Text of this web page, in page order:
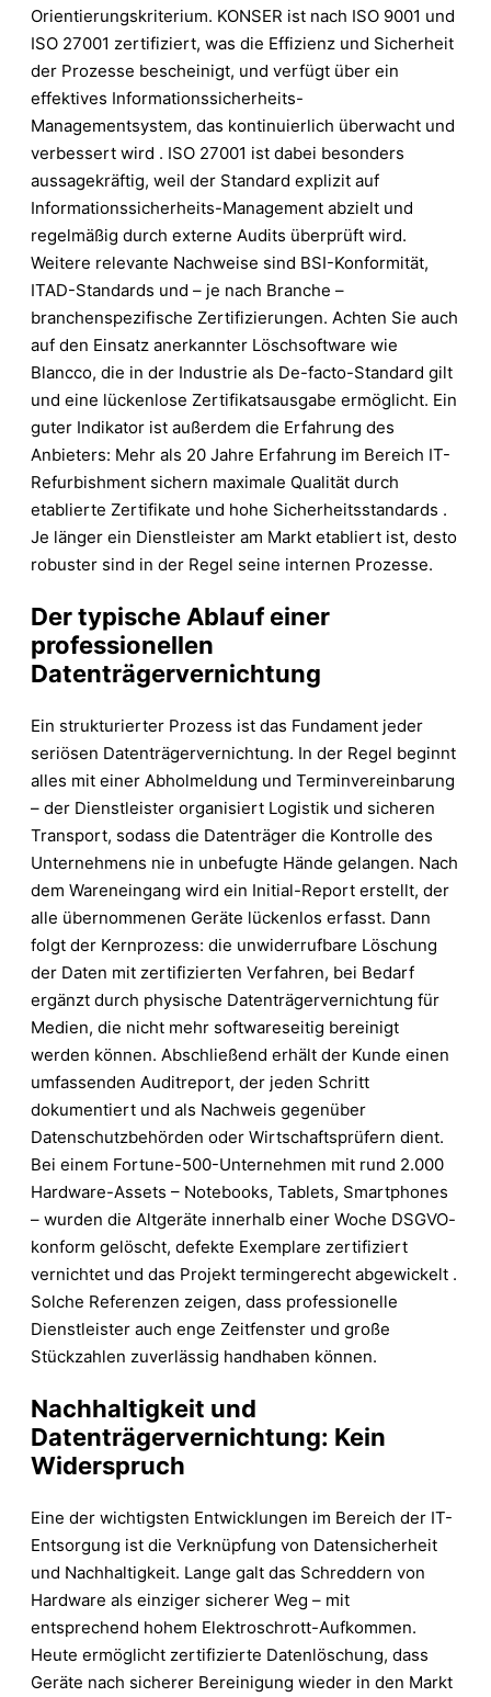
Orientierungskriterium. KONSER ist nach ISO 9001 und
ISO 27001 zertifiziert, was die Effizienz und Sicherheit
der Prozesse bescheinigt, und verfügt über ein
effektives Informationssicherheits-
Managementsystem, das kontinuierlich überwacht und
verbessert wird . ISO 27001 ist dabei besonders
aussagekräftig, weil der Standard explizit auf
Informationssicherheits-Management abzielt und
regelmäßig durch externe Audits überprüft wird.
Weitere relevante Nachweise sind BSI-Konformität,
ITAD-Standards und – je nach Branche –
branchenspezifische Zertifizierungen. Achten Sie auch
auf den Einsatz anerkannter Löschsoftware wie
Blancco, die in der Industrie als De-facto-Standard gilt
und eine lückenlose Zertifikatsausgabe ermöglicht. Ein
guter Indikator ist außerdem die Erfahrung des
Anbieters: Mehr als 20 Jahre Erfahrung im Bereich IT-
Refurbishment sichern maximale Qualität durch
etablierte Zertifikate und hohe Sicherheitsstandards .
Je länger ein Dienstleister am Markt etabliert ist, desto
robuster sind in der Regel seine internen Prozesse.
Der typische Ablauf einer
professionellen
Datenträgervernichtung
Ein strukturierter Prozess ist das Fundament jeder
seriösen Datenträgervernichtung. In der Regel beginnt
alles mit einer Abholmeldung und Terminvereinbarung
– der Dienstleister organisiert Logistik und sicheren
Transport, sodass die Datenträger die Kontrolle des
Unternehmens nie in unbefugte Hände gelangen. Nach
dem Wareneingang wird ein Initial-Report erstellt, der
alle übernommenen Geräte lückenlos erfasst. Dann
folgt der Kernprozess: die unwiderrufbare Löschung
der Daten mit zertifizierten Verfahren, bei Bedarf
ergänzt durch physische Datenträgervernichtung für
Medien, die nicht mehr softwareseitig bereinigt
werden können. Abschließend erhält der Kunde einen
umfassenden Auditreport, der jeden Schritt
dokumentiert und als Nachweis gegenüber
Datenschutzbehörden oder Wirtschaftsprüfern dient.
Bei einem Fortune-500-Unternehmen mit rund 2.000
Hardware-Assets – Notebooks, Tablets, Smartphones
– wurden die Altgeräte innerhalb einer Woche DSGVO-
konform gelöscht, defekte Exemplare zertifiziert
vernichtet und das Projekt termingerecht abgewickelt .
Solche Referenzen zeigen, dass professionelle
Dienstleister auch enge Zeitfenster und große
Stückzahlen zuverlässig handhaben können.
Nachhaltigkeit und
Datenträgervernichtung: Kein
Widerspruch
Eine der wichtigsten Entwicklungen im Bereich der IT-
Entsorgung ist die Verknüpfung von Datensicherheit
und Nachhaltigkeit. Lange galt das Schreddern von
Hardware als einziger sicherer Weg – mit
entsprechend hohem Elektroschrott-Aufkommen.
Heute ermöglicht zertifizierte Datenlöschung, dass
Geräte nach sicherer Bereinigung wieder in den Markt